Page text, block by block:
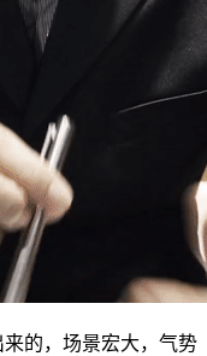
的，场景宏大，气势